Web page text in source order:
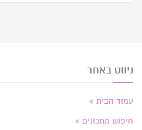
ניווט באתר
עמוד הבית
חיפוש מתכונים